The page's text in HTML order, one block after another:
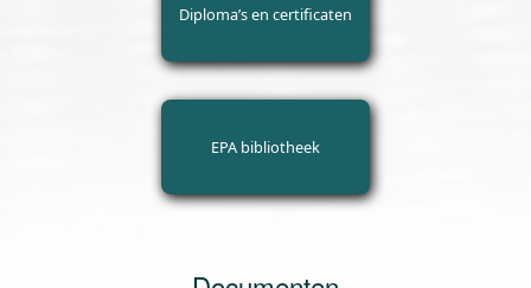
Diploma’s en certificaten
EPA bibliotheek